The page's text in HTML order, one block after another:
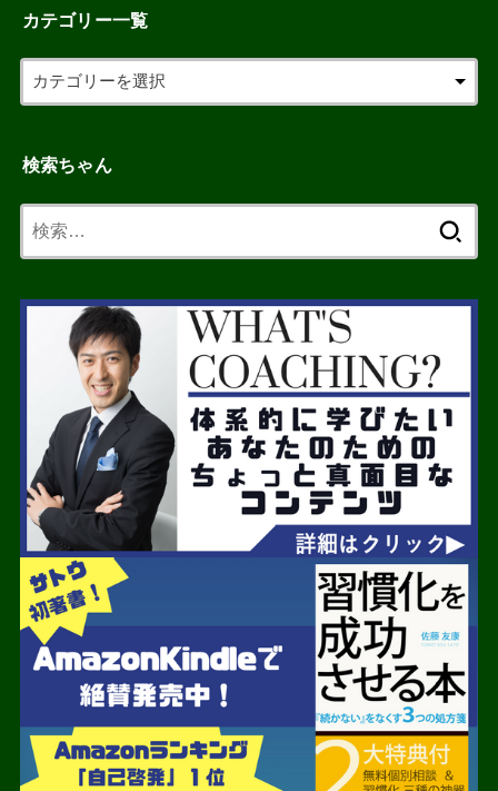
カテゴリー一覧
検索ちゃん